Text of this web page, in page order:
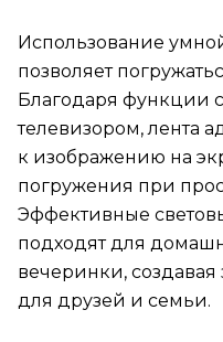
Использование
позволяет
Благодаря функции
телевизором, лента
к изображению на
погружения при
Эффективные
подходят для
вечеринки,
для друзей и семьи.